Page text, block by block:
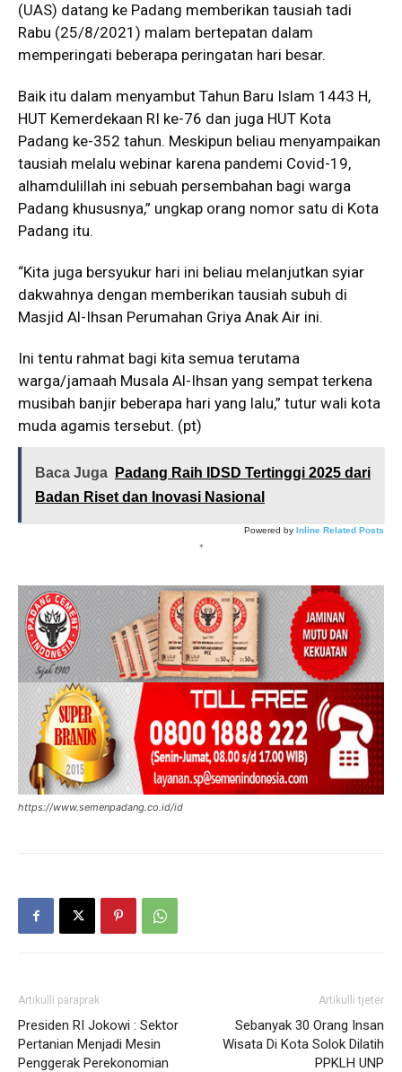
(UAS) datang ke Padang memberikan tausiah tadi
Rabu (25/8/2021) malam bertepatan dalam
memperingati beberapa peringatan hari besar.
Baik itu dalam menyambut Tahun Baru Islam 1443 H,
HUT Kemerdekaan RI ke-76 dan juga HUT Kota
Padang ke-352 tahun. Meskipun beliau menyampaikan
tausiah melalu webinar karena pandemi Covid-19,
alhamdulillah ini sebuah persembahan bagi warga
Padang khususnya,” ungkap orang nomor satu di Kota
Padang itu.
“Kita juga bersyukur hari ini beliau melanjutkan syiar
dakwahnya dengan memberikan tausiah subuh di
Masjid Al-Ihsan Perumahan Griya Anak Air ini.
Ini tentu rahmat bagi kita semua terutama
warga/jamaah Musala Al-Ihsan yang sempat terkena
musibah banjir beberapa hari yang lalu,” tutur wali kota
muda agamis tersebut. (pt)
Baca Juga
Padang Raih IDSD Tertinggi 2025 dari
Badan Riset dan Inovasi Nasional
Powered by Inline Related Posts
*
https://www.semenpadang.co.id/id
Artikulli paraprak
Presiden RI Jokowi : Sektor
Pertanian Menjadi Mesin
Penggerak Perekonomian
Artikulli tjetër
Sebanyak 30 Orang Insan
Wisata Di Kota Solok Dilatih
PPKLH UNP